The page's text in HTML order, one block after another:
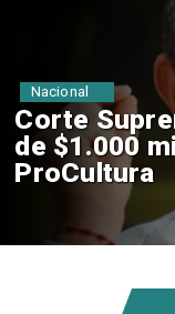
Codelco
en El
sísmicos
Nacional